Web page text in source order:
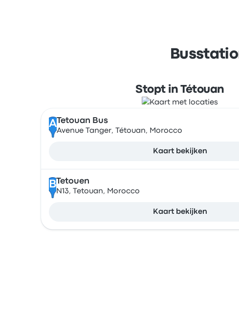
Stopt in Tétouan
A Tetouan Bus
Avenue Tanger, Tétouan, Morocco
Kaart bekijken
B Tetouen
N13, Tetouan, Morocco
Kaart bekijken